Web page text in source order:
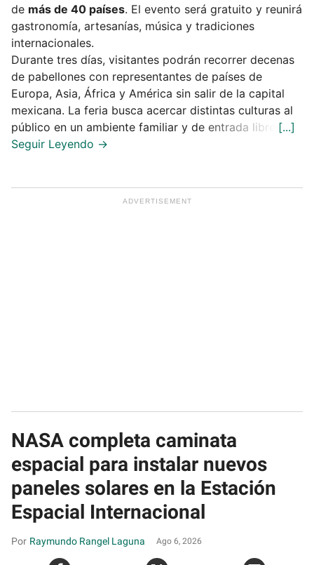
de más de 40 países. El evento será gratuito y reunirá
gastronomía, artesanías, música y tradiciones
internacionales.
Durante tres días, visitantes podrán recorrer decenas
de pabellones con representantes de países de
Europa, Asia, África y América sin salir de la capital
mexicana. La feria busca acercar distintas culturas al
público en un ambiente familiar y de entrada libre.
NASA completa caminata
espacial para instalar nuevos
paneles solares en la Estación
Espacial Internacional
Raymundo Rangel Laguna Ago 6, 2026